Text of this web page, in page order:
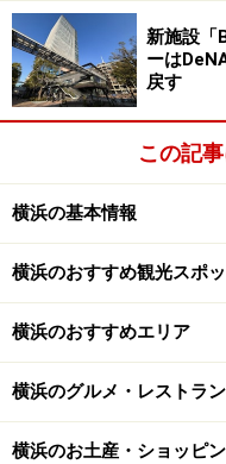
「D.G.M（だいごみ）チ
【DATA】
場所：横浜市西区高
POST STREET」
TEL：045-594-9138
11:00 - 15:00／カフェ
ム17:00 - 21:00
新施設「
ーは
戻す
この記
横浜の基本情報
横浜のおすすめ観光スポ
横浜のおすすめエリア
横浜のグルメ・レストラ
横浜のお土産・ショッピ